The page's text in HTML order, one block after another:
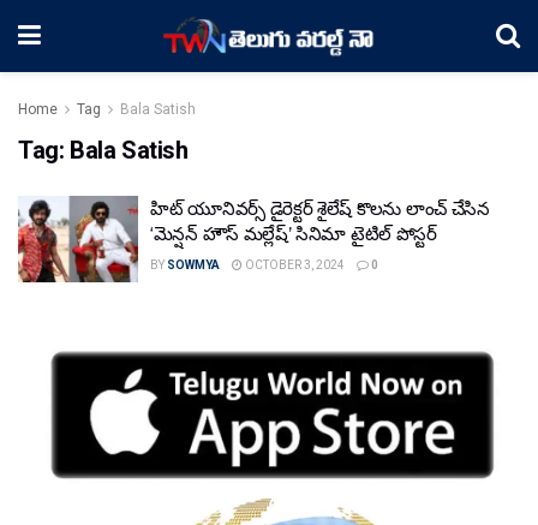
Home Tag Bala Satish
Tag: Bala Satish
హిట్ యూనివర్స్ డైరెక్టర్ శైలేష్ కొలను లాంచ్ చేసిన
‘మెన్షన్ హౌస్ మల్లేష్’ సినిమా టైటిల్ పోస్టర్
BY SOWMYA OCTOBER 3, 2024 0